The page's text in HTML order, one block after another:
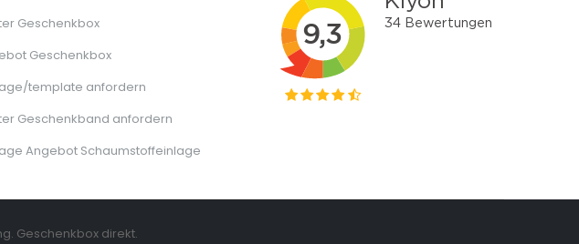
Geschenkbox
Geschenkbox
template anfordern
Geschenkband anfordern
Angebot Schaumstoffeinlage
Geschenkbox direkt.